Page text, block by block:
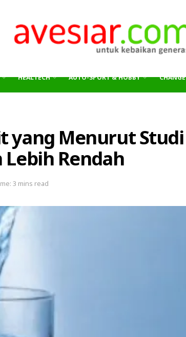
HEALTECH AUTO-SPORT & HOBBY CHANGE
yang Menurut Studi
Rendah
3 mins read